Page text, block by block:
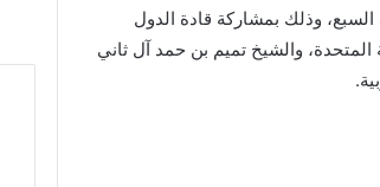
وذلك بمشاركة قادة الدول
المتحدة، والشيخ تميم بن حمد آل ثاني